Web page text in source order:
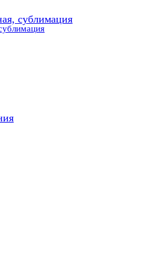
сублимация